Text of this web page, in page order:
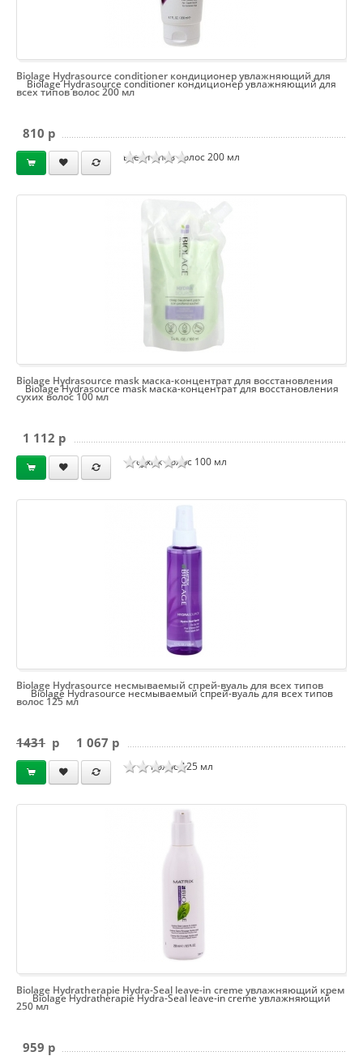
Biolage Hydrasource conditioner кондиционер увлажняющий для
всех типов волос 200 мл
Biolage Hydrasource conditioner кондиционер увлажняющий для
всех типов волос 200 мл
810 p
Biolage Hydrasource mask маска-концентрат для восстановления
сухих волос 100 мл
Biolage Hydrasource mask маска-концентрат для восстановления
сухих волос 100 мл
1 112 p
Biolage Hydrasource несмываемый спрей-вуаль для всех типов
волос 125 мл
Biolage Hydrasource несмываемый спрей-вуаль для всех типов
волос 125 мл
1431 p 1 067 p
Biolage Hydratherapie Hydra-Seal leave-in creme увлажняющий
Biolage Hydratherapie Hydra-Seal leave-in creme увлажняющий крем
250 мл
959 p